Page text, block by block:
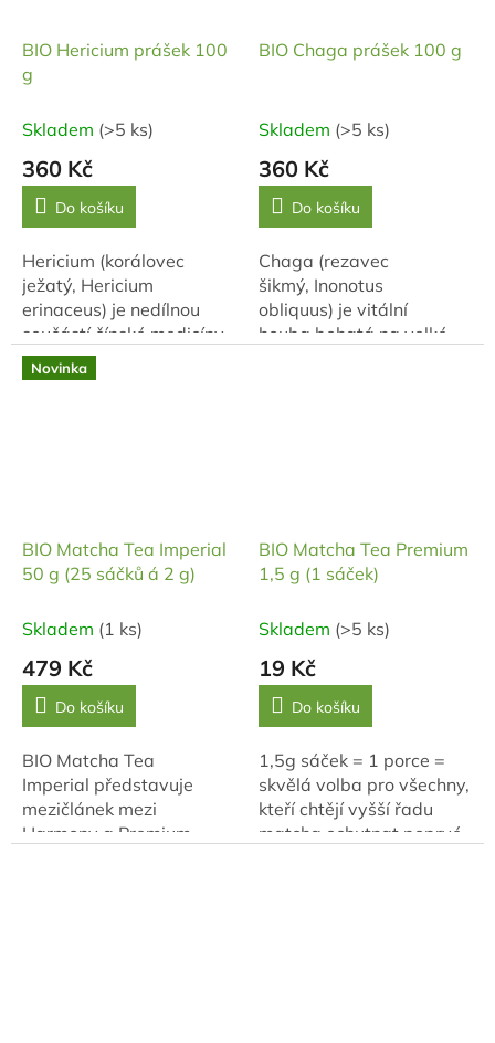
BIO Hericium prášek 100
g
Skladem (>5 ks)
360 Kč
Do košíku
Hericium (korálovec
ježatý, Hericium
erinaceus) je nedílnou
součástí čínské medicíny.
Podlé té
dokáže vyrovnávat Yin
BIO Chaga prášek 100 g
Skladem (>5 ks)
360 Kč
Do košíku
Chaga (rezavec
šikmý, Inonotus
obliquus) je vitální
houba bohatá na velké
Novinka
BIO Matcha Tea Imperial
50 g (25 sáčků á 2 g)
Skladem (1 ks)
479 Kč
Do košíku
BIO Matcha Tea
Imperial představuje
mezičlánek mezi
Harmony a Premium.
BIO Matcha Tea Premium
1,5 g (1 sáček)
Skladem (>5 ks)
19 Kč
Do košíku
1,5g sáček = 1 porce =
skvělá volba pro všechny,
kteří chtějí vyšší řadu
matcha ochutnat poprvé.